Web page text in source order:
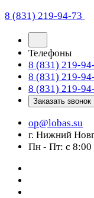
8 (831) 219-94-73
Телефоны
8 (831) 219-
8 (831) 219-
8 (831) 219-
Заказать звонок
op@lobas.su
г. Нижний
Пн - Пт: с 8:00